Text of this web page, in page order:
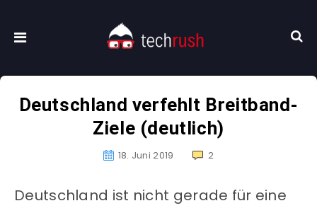
Deutschland verfehlt Breitband-
Ziele (deutlich)
18. Juni 2019 2
Deutschland ist nicht gerade für eine